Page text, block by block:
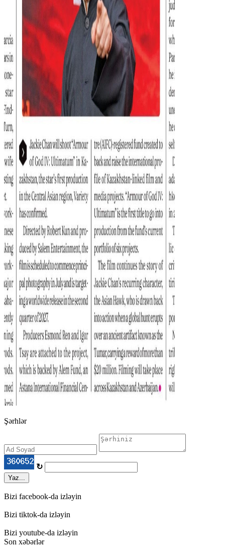
Şərhlər
↻
Yaz...
Bizi facebook-da izləyin
Bizi tiktok-da izləyin
Bizi youtube-da izləyin
Son xəbərlər